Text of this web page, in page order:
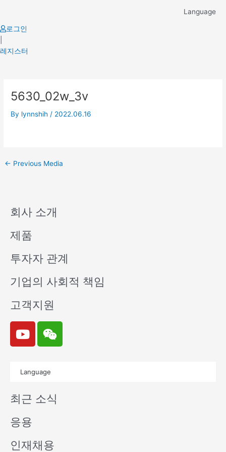
content
Language
로그인
레지스터
5630_02w_3v
By lynnshih / 2022.06.16
navigation
← Previous Media
회사 소개
제품
투자자 관계
기업의 사회적 책임
고객지원
Y
o
u
e
W
e
i
n
Language
최근 소식
응용
인재채용